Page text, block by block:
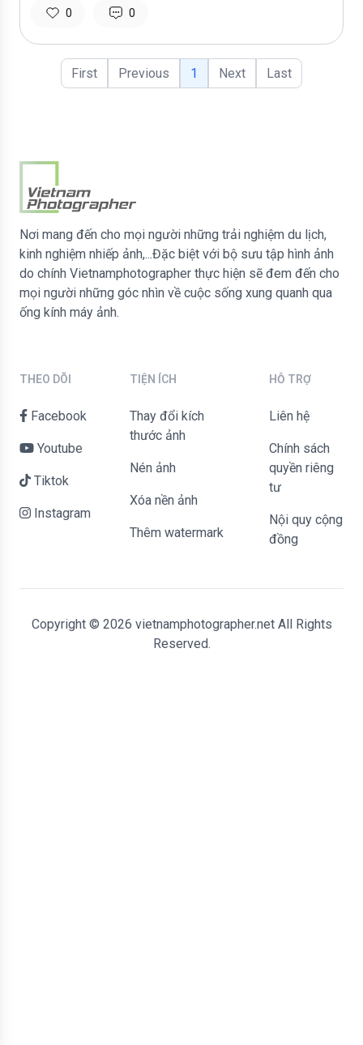
0 0
First Previous 1 Next Last
Nơi mang đến cho mọi người những trải nghiệm du lịch,
kinh nghiệm nhiếp ảnh,...Đặc biệt với bộ sưu tập hình ảnh
do chính Vietnamphotographer thực hiện sẽ đem đến cho
mọi người những góc nhìn về cuộc sống xung quanh qua
ống kính máy ảnh.
THEO DÕI
Facebook
Youtube
Tiktok
Instagram
TIỆN ÍCH
Thay đổi kích
thước ảnh
Nén ảnh
Xóa nền ảnh
Thêm watermark
HỖ TRỢ
liên hệ
Chính sách
quyền riêng
tư
Nội quy cộng
đồng
Copyright © 2026 vietnamphotographer.net All Rights
Reserved.